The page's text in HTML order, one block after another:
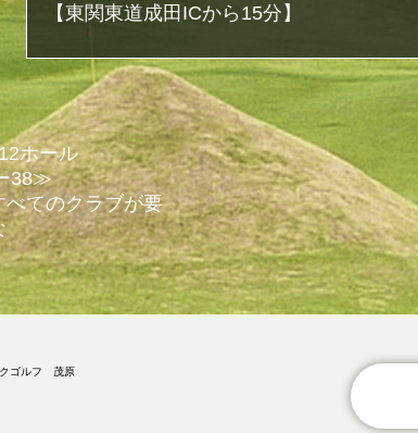
ホール
38≫
てのクラブが要
【東関東道成田ICから15分】